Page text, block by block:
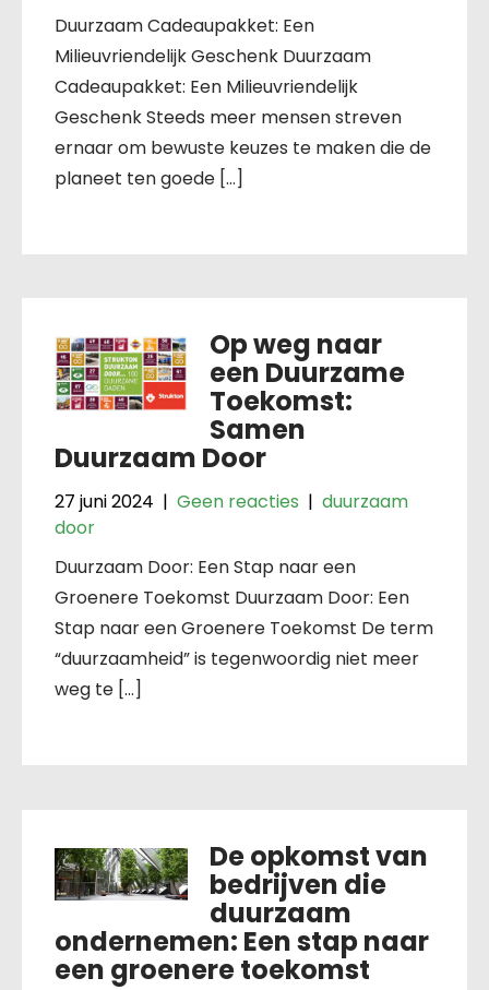
Duurzaam Cadeaupakket: Een
Milieuvriendelijk Geschenk Duurzaam
Cadeaupakket: Een Milieuvriendelijk
Geschenk Steeds meer mensen streven
ernaar om bewuste keuzes te maken die de
planeet ten goede […]
Op weg naar
een Duurzame
Toekomst:
Samen
Duurzaam Door
27 juni 2024 | Geen reacties | duurzaam
door
Duurzaam Door: Een Stap naar een
Groenere Toekomst Duurzaam Door: Een
Stap naar een Groenere Toekomst De term
“duurzaamheid” is tegenwoordig niet meer
weg te […]
De opkomst van
bedrijven die
duurzaam
ondernemen: Een stap naar
een groenere toekomst